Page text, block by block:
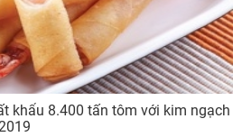
khẩu 8.400 tấn tôm với kim ngạch